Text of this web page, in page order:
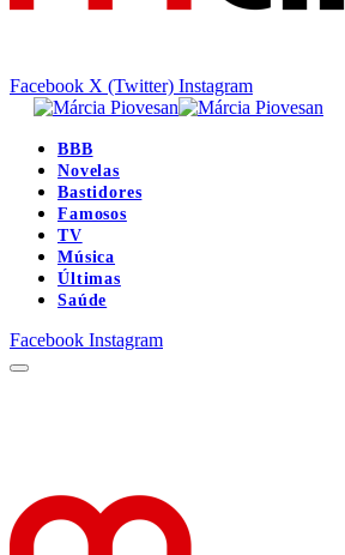
Facebook X (Twitter) Instagram
BBB
Novelas
Bastidores
Famosos
TV
Música
Últimas
Saúde
Facebook Instagram